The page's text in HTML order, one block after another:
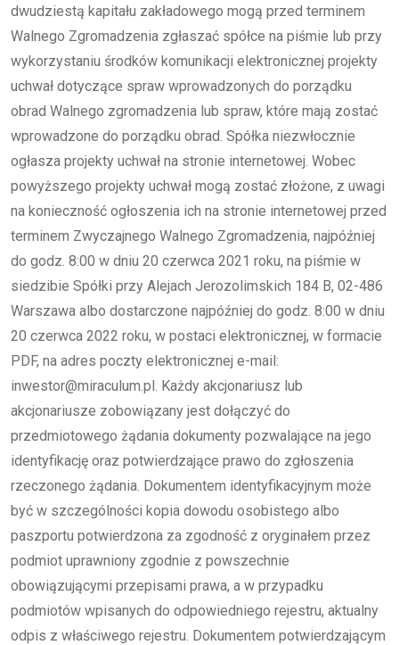
dwudziestą kapitału zakładowego mogą przed terminem
Walnego Zgromadzenia zgłaszać spółce na piśmie lub przy
wykorzystaniu środków komunikacji elektronicznej projekty
uchwał dotyczące spraw wprowadzonych do porządku
obrad Walnego zgromadzenia lub spraw, które mają zostać
wprowadzone do porządku obrad. Spółka niezwłocznie
ogłasza projekty uchwał na stronie internetowej. Wobec
powyższego projekty uchwał mogą zostać złożone, z uwagi
na konieczność ogłoszenia ich na stronie internetowej przed
terminem Zwyczajnego Walnego Zgromadzenia, najpóźniej
do godz. 8:00 w dniu 20 czerwca 2021 roku, na piśmie w
siedzibie Spółki przy Alejach Jerozolimskich 184 B, 02-486
Warszawa albo dostarczone najpóźniej do godz. 8:00 w dniu
20 czerwca 2022 roku, w postaci elektronicznej, w formacie
PDF, na adres poczty elektronicznej e-mail:
inwestor@miraculum.pl. Każdy akcjonariusz lub
akcjonariusze zobowiązany jest dołączyć do
przedmiotowego żądania dokumenty pozwalające na jego
identyfikację oraz potwierdzające prawo do zgłoszenia
rzeczonego żądania. Dokumentem identyfikacyjnym może
być w szczególności kopia dowodu osobistego albo
paszportu potwierdzona za zgodność z oryginałem przez
podmiot uprawniony zgodnie z powszechnie
obowiązującymi przepisami prawa, a w przypadku
podmiotów wpisanych do odpowiedniego rejestru, aktualny
odpis z właściwego rejestru. Dokumentem potwierdzającym